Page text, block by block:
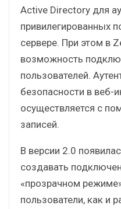
Active Directory для
привилегированных
сервере. При этом в
возможность
пользователей.
безопасности в веб-
осуществляется с
записей.
В версии 2.0
создавать
«прозрачном
пользователи, как и